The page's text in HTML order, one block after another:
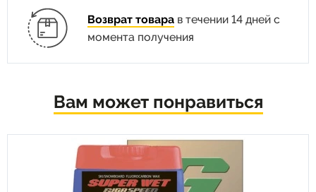
Возврат товарав течении 14 дней с
момента получения
Вам может понравиться